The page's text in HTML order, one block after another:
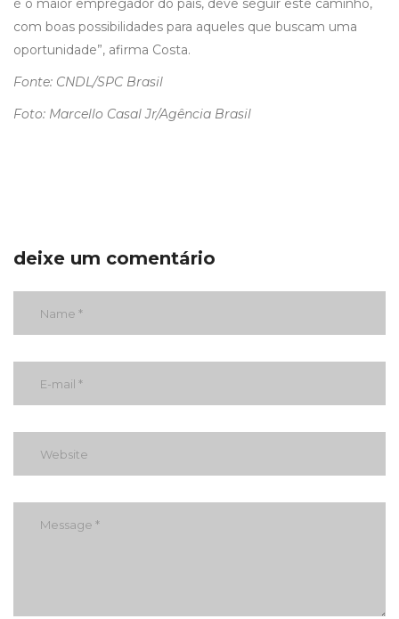
é o maior empregador do país, deve seguir este caminho,
com boas possibilidades para aqueles que buscam uma
oportunidade”, afirma Costa.
Fonte: CNDL/SPC Brasil
Foto: Marcello Casal Jr/Agência Brasil
deixe um comentário